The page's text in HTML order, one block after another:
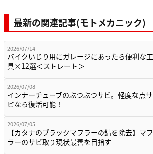
最新の関連記事(モトメカニック)
2026/07/14
バイクいじり用にガレージにあったら便利な工
具×12選＜ストレート＞
2026/07/08
インナーチューブのぶつぶつサビ。軽度な点サ
ビなら復活可能！
2026/07/05
【カタナのブラックマフラーの錆を除去】マフ
ラーのサビ取り現状最善を目指す